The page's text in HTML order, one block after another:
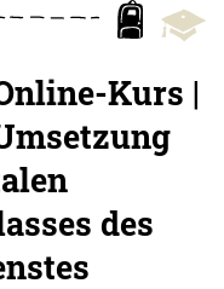
Kurs |
des